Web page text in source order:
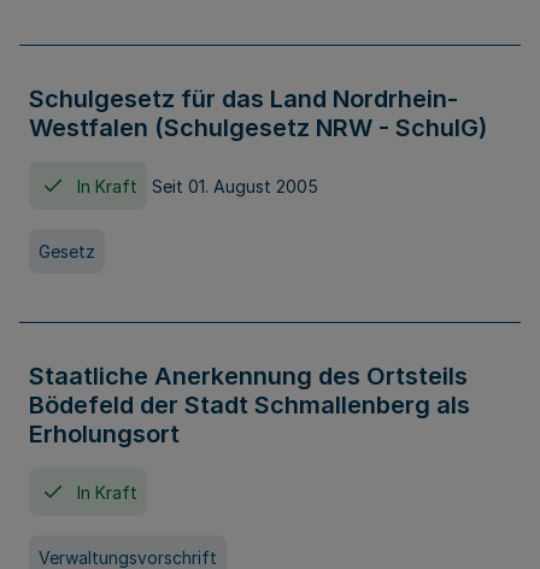
Schulgesetz für das Land Nordrhein-
Westfalen (Schulgesetz NRW - SchulG)
In Kraft Seit 01. August 2005
Gesetz
Staatliche Anerkennung des Ortsteils
Bödefeld der Stadt Schmallenberg als
Erholungsort
In Kraft
Verwaltungsvorschrift